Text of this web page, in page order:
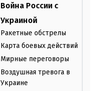
Война России с
Украиной
Ракетные обстрелы
Карта боевых действий
Мирные переговоры
Воздушная тревога в
Украине